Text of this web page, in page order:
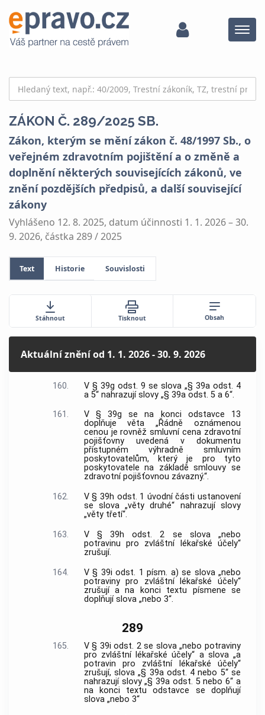
Menu
ZÁKON Č. 289/2025 SB.
Zákon, kterým se mění zákon č. 48/1997 Sb., o
veřejném zdravotním pojištění a o změně a
doplnění některých souvisejících zákonů, ve
znění pozdějších předpisů, a další související
zákony
Vyhlášeno 12. 8. 2025, datum účinnosti 1. 1. 2026 – 30.
9. 2026, částka 289 / 2025
Text Historie Souvislosti
Stáhnout Tisknout Obsah
Aktuální zněníod 1. 1. 2026 - 30. 9. 2026
160.
V § 39g odst. 9 se slova „§ 39a odst. 4
a 5“ nahrazují slovy „§ 39a odst. 5 a 6“.
161.
V § 39g se na konci odstavce 13
doplňuje věta „Řádně oznámenou
cenou je rovněž smluvní cena zdravotní
pojišťovny uvedená v dokumentu
přístupném výhradně smluvním
poskytovatelům, který je pro tyto
poskytovatele na základě smlouvy se
zdravotní pojišťovnou závazný.“.
162.
V § 39h odst. 1 úvodní části ustanovení
se slova „věty druhé“ nahrazují slovy
„věty třetí“.
163.
V § 39h odst. 2 se slova „nebo
potravinu pro zvláštní lékařské účely“
zrušují.
164.
V § 39i odst. 1 písm. a) se slova „nebo
potraviny pro zvláštní lékařské účely“
zrušují a na konci textu písmene se
doplňují slova „nebo 3“.
289
165.
V § 39i odst. 2 se slova „nebo potraviny
pro zvláštní lékařské účely“ a slova „a
potravin pro zvláštní lékařské účely“
zrušují, slova „§ 39a odst. 4 nebo 5“ se
nahrazují slovy „§ 39a odst. 5 nebo 6“ a
na konci textu odstavce se doplňují
slova „nebo 3“